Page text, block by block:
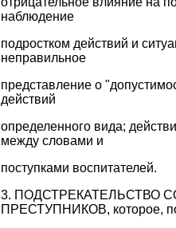
наблюдение
подростком действий и
неправильное
представление о
действий
определенного вида;
между словами и
поступками воспитателей.
3. ПОДСТРЕКАТЕЛЬСТВО
ПРЕСТУПНИКОВ, которое,